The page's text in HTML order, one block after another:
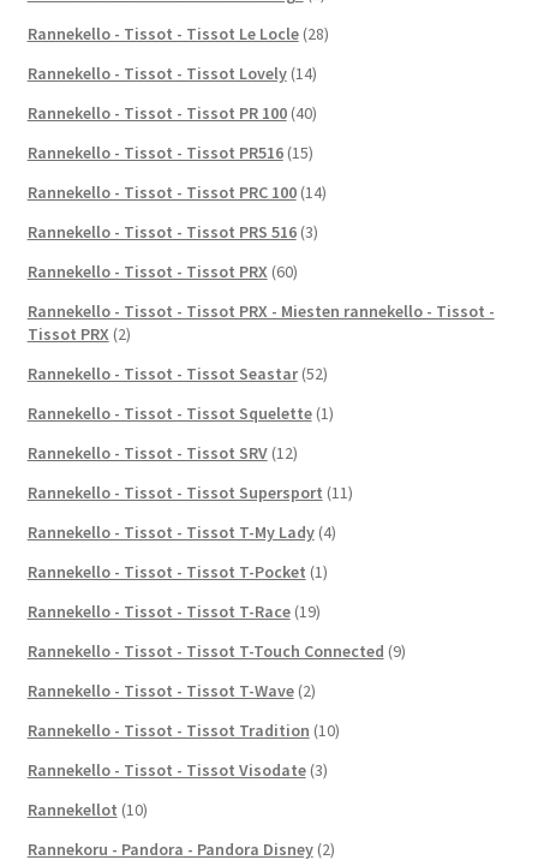
Rannekello - Tissot - Tissot Le Locle (28)
Rannekello - Tissot - Tissot Lovely (14)
Rannekello - Tissot - Tissot PR 100 (40)
Rannekello - Tissot - Tissot PR516 (15)
Rannekello - Tissot - Tissot PRC 100 (14)
Rannekello - Tissot - Tissot PRS 516 (3)
Rannekello - Tissot - Tissot PRX (60)
Rannekello - Tissot - Tissot PRX - Miesten rannekello - Tissot -
Tissot PRX (2)
Rannekello - Tissot - Tissot Seastar (52)
Rannekello - Tissot - Tissot Squelette (1)
Rannekello - Tissot - Tissot SRV (12)
Rannekello - Tissot - Tissot Supersport (11)
Rannekello - Tissot - Tissot T-My Lady (4)
Rannekello - Tissot - Tissot T-Pocket (1)
Rannekello - Tissot - Tissot T-Race (19)
Rannekello - Tissot - Tissot T-Touch Connected (9)
Rannekello - Tissot - Tissot T-Wave (2)
Rannekello - Tissot - Tissot Tradition (10)
Rannekello - Tissot - Tissot Visodate (3)
Rannekellot (10)
Rannekoru - Pandora - Pandora Disney (2)